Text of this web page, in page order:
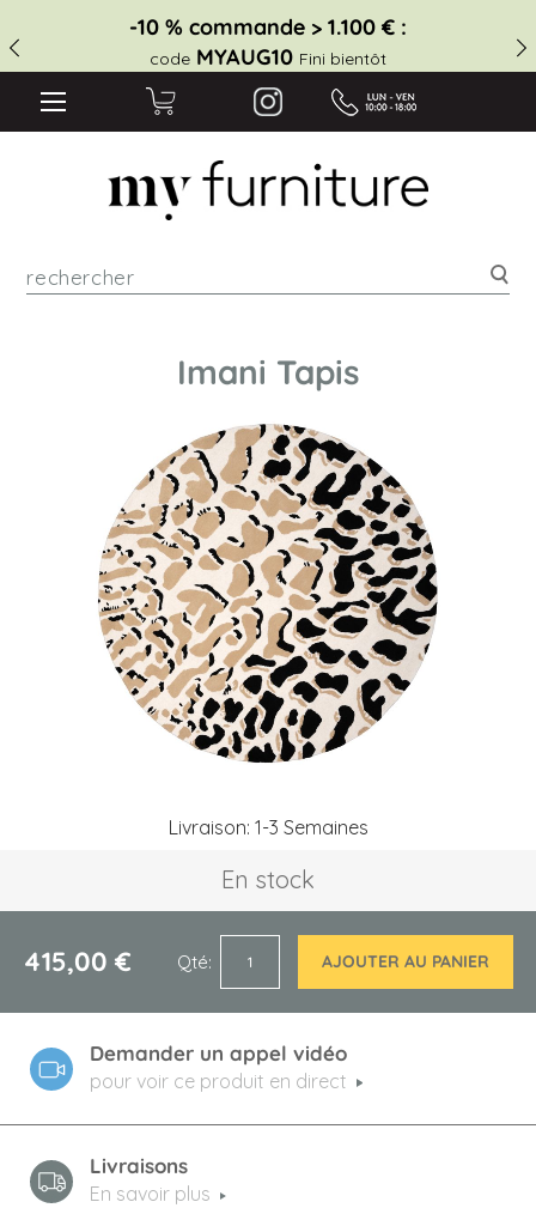
-10 % commande > 1.100 € :
code MYAUG10 Fini bientôt
Imani Tapis
Livraison: 1-3 Semaines
En stock
415,00 € Qté AJOUTER AU PANIER
Demander un appel vidéo
pour voir ce produit en direct
Livraisons
En savoir plus
images
gallery